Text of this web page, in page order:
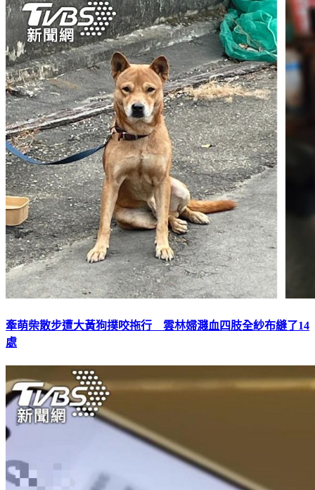
牽萌柴散步遭大黃狗撲咬拖行 雲林婦濺血四肢全紗布縫了14
處